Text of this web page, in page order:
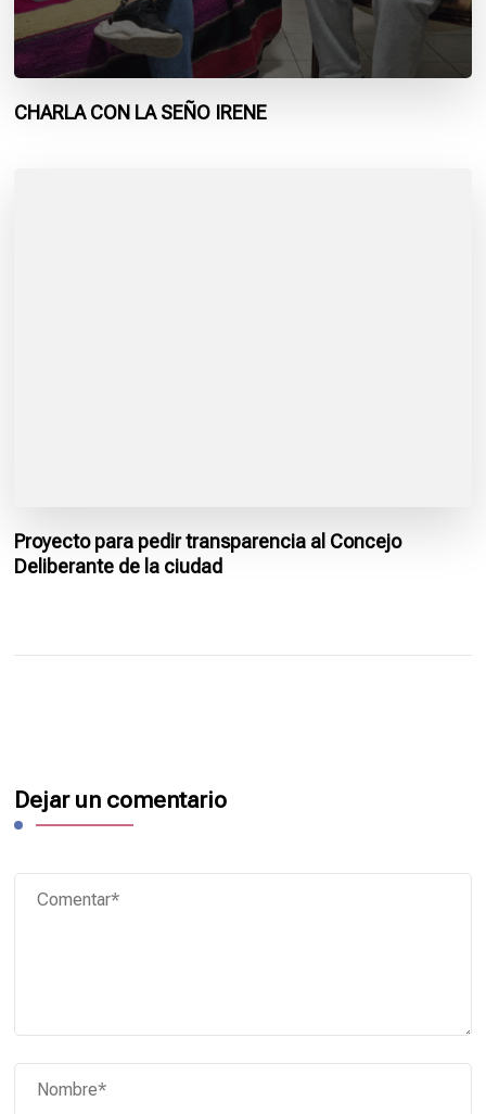
CHARLA CON LA SEÑO IRENE
Proyecto para pedir transparencia al Concejo
Deliberante de la ciudad
Dejar un comentario